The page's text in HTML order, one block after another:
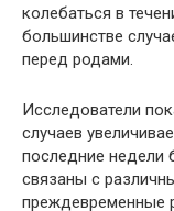
колебаться в
большинстве
перед родами.
Исследователи
случаев
последние недели
связаны с
преждевременные